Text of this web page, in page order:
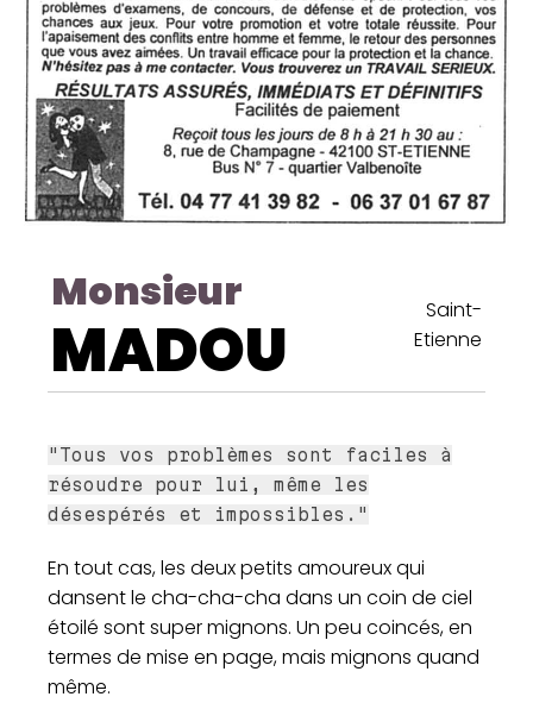
Monsieur
MADOU
Saint-
Etienne
"Tous vos problèmes sont faciles à
résoudre pour lui, même les
désespérés et impossibles."
En tout cas, les deux petits amoureux qui
dansent le cha-cha-cha dans un coin de ciel
étoilé sont super mignons. Un peu coincés, en
termes de mise en page, mais mignons quand
même.